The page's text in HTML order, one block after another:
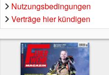
Nutzungsbedingungen
Verträge hier kündigen